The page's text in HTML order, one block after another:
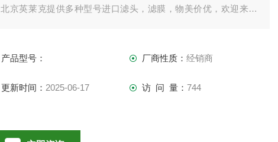
北京英莱克提供多种型号进口滤头，滤膜，物美价优，欢迎来电
产品型号： 厂商性质： 经销商
更新时间： 2025-06-17 访 问 量： 744